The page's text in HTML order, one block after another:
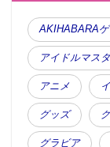
AKIHABARA
アイドルマス
アニメ
グッズ
グラビア